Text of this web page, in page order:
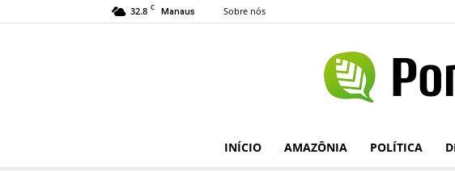
32.8 C Manaus Sobre nós
INÍCIO AMAZÔNIA POLÍTICA